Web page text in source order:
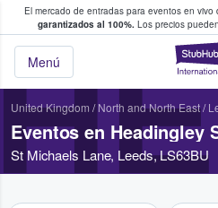
El mercado de entradas para eventos en vivo
garantizados al 100%. Los precios
Menú
y venta de entradas
United Kingdom / North and North East/
Eventos en Headingley
St Michaels Lane, Leeds, LS63BU